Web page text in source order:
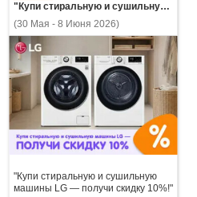
"Купи стиральную и сушильную машины LG — получи скидку 10%!"
(30 Мая - 8 Июня 2026)
"Купи стиральную и сушильную
машины LG — получи скидку 10%!"